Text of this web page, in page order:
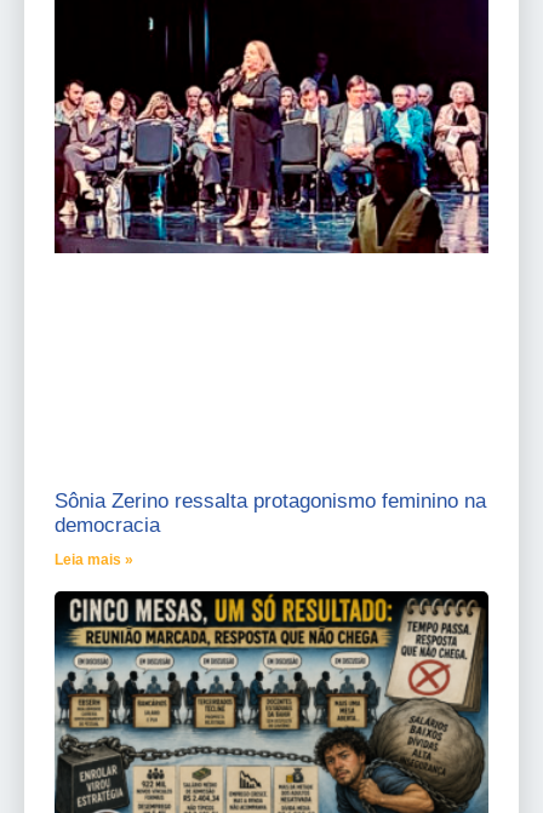
Sônia Zerino ressalta protagonismo feminino na
democracia
Leia mais »